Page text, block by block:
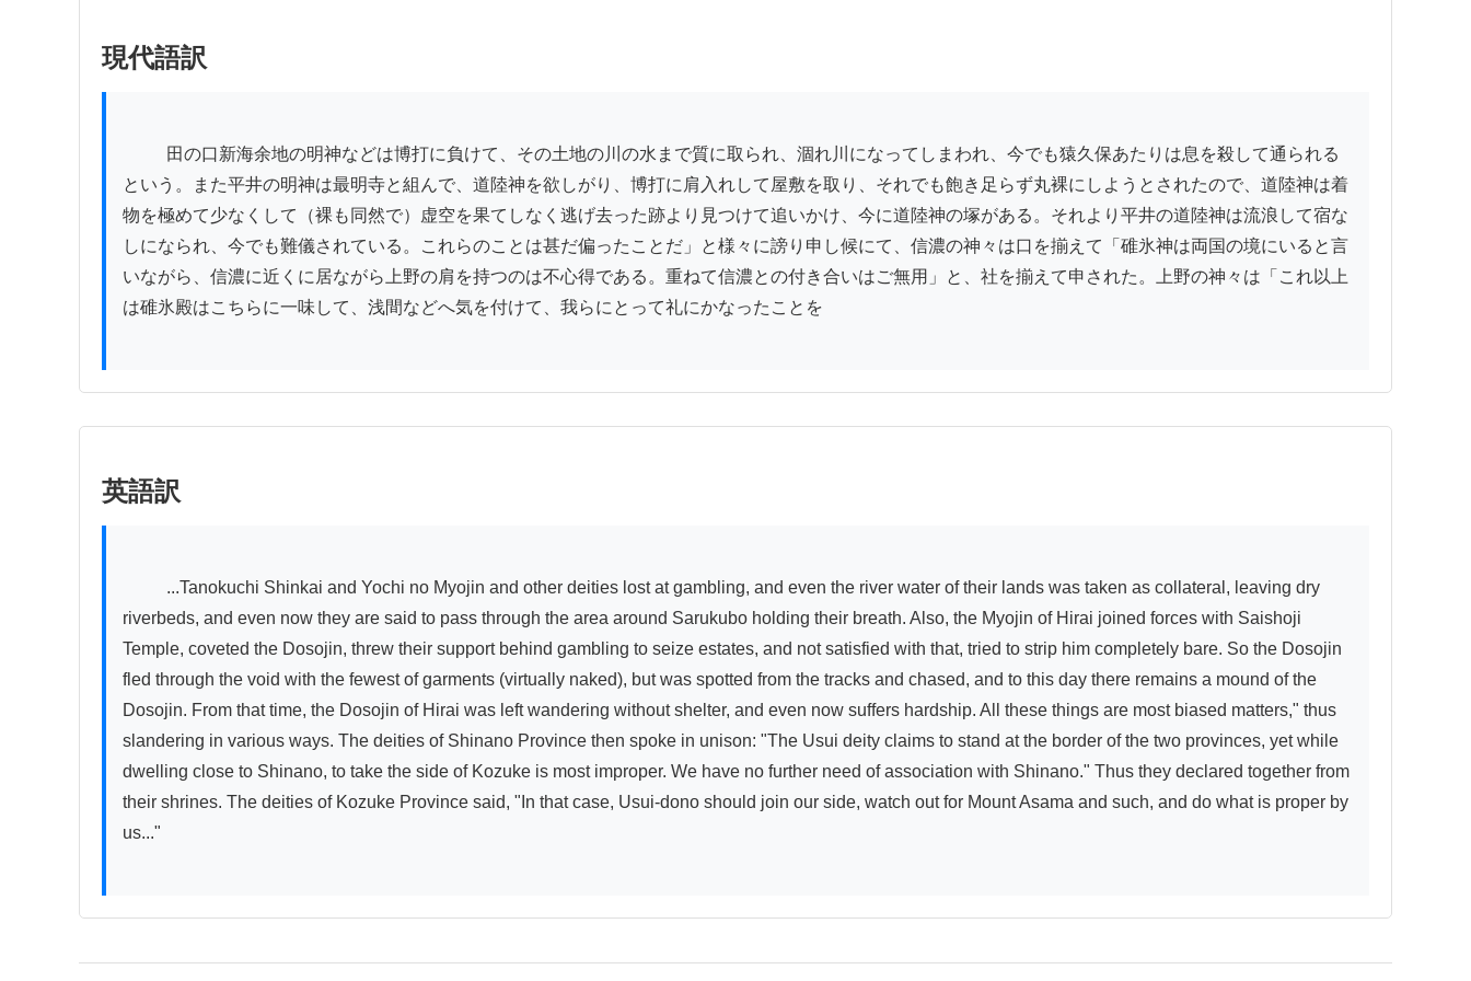
現代語訳
という。また平井の明神は最明寺と組んで、道陸神を欲しがり、博打に肩入れして屋敷を取り、それでも飽き足らず丸裸にしようとされたので、道陸神は着
物を極めて少なくして（裸も同然で）虚空を果てしなく逃げ去った跡より見つけて追いかけ、今に道陸神の塚がある。それより平井の道陸神は流浪して宿な
しになられ、今でも難儀されている。これらのことは甚だ偏ったことだ」と様々に謗り申し候にて、信濃の神々は口を揃えて「碓氷神は両国の境にいると言
いながら、信濃に近くに居ながら上野の肩を持つのは不心得である。重ねて信濃との付き合いはご無用」と、社を揃えて申された。上野の神々は「これ以上
は碓氷殿はこちらに一味して、浅間などへ気を付けて、我らにとって礼にかなったことを
英語訳
riverbeds, and even now they are said to pass through the area around Sarukubo holding their breath. Also, the Myojin of Hirai joined forces with Saishoji
Temple, coveted the Dosojin, threw their support behind gambling to seize estates, and not satisfied with that, tried to strip him completely bare. So the Dosojin
fled through the void with the fewest of garments (virtually naked), but was spotted from the tracks and chased, and to this day there remains a mound of the
Dosojin. From that time, the Dosojin of Hirai was left wandering without shelter, and even now suffers hardship. All these things are most biased matters," thus
slandering in various ways. The deities of Shinano Province then spoke in unison: "The Usui deity claims to stand at the border of the two provinces, yet while
dwelling close to Shinano, to take the side of Kozuke is most improper. We have no further need of association with Shinano." Thus they declared together from
their shrines. The deities of Kozuke Province said, "In that case, Usui-dono should join our side, watch out for Mount Asama and such, and do what is proper by
us..."